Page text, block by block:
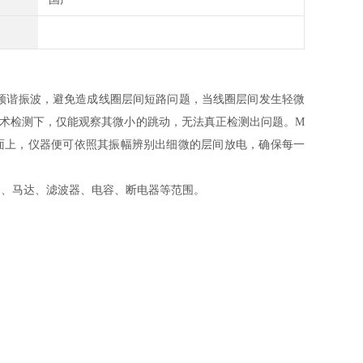
谐振波，避免造成线圈层间短路问题，当线圈层间发生轻微
检测下，仅能观察其微小的跳动，无法真正检测出问题。M
，仪器便可依照其振幅辨别出细微的层间放电，确保每一
马达、滤波器、电容、断电器等范围。